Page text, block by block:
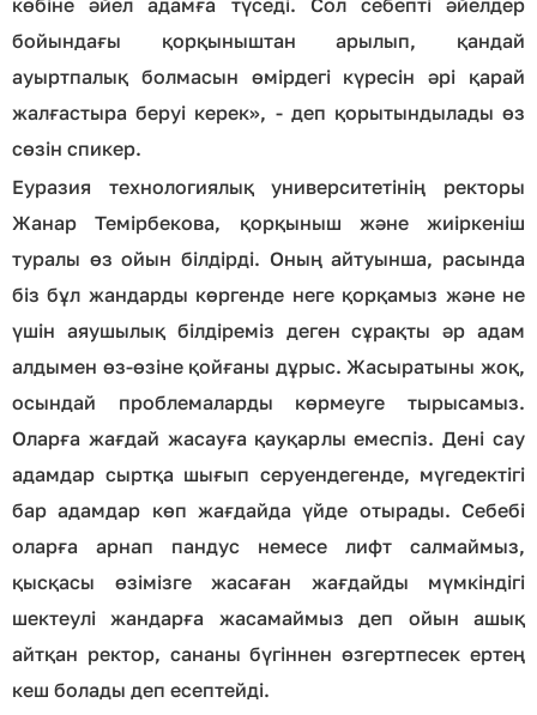
көбіне әйел адамға түседі. Сол себепті әйелдер
бойындағы қорқыныштан арылып, қандай
ауыртпалық болмасын өмірдегі күресін әрі қарай
жалғастыра беруі керек», - деп қорытындылады өз
сөзін спикер.
Еуразия технологиялық университетінің ректоры
Жанар Темірбекова, қорқыныш және жиіркеніш
туралы өз ойын білдірді. Оның айтуынша, расында
біз бұл жандарды көргенде неге қорқамыз және не
үшін аяушылық білдіреміз деген сұрақты әр адам
алдымен өз-өзіне қойғаны дұрыс. Жасыратыны жоқ,
осындай проблемаларды көрмеуге тырысамыз.
Оларға жағдай жасауға қауқарлы емеспіз. Дені сау
адамдар сыртқа шығып серуендегенде, мүгедектігі
бар адамдар көп жағдайда үйде отырады. Себебі
оларға арнап пандус немесе лифт салмаймыз,
қысқасы өзімізге жасаған жағдайды мүмкіндігі
шектеулі жандарға жасамаймыз деп ойын ашық
айтқан ректор, сананы бүгіннен өзгертпесек ертең
кеш болады деп есептейді.